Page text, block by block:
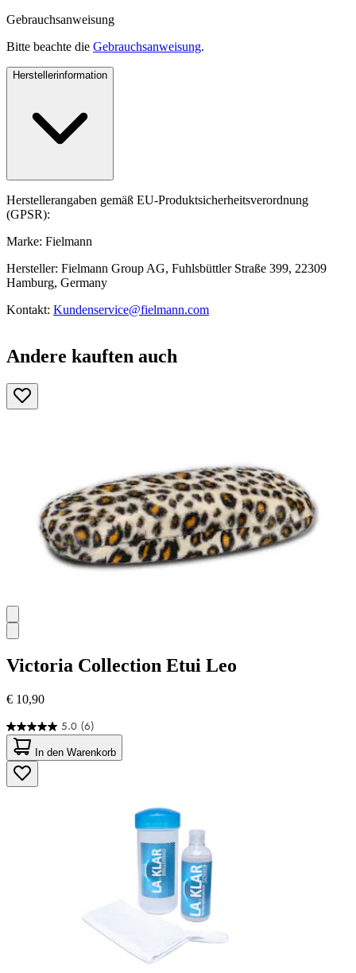
Gebrauchsanweisung
Bitte beachte die Gebrauchsanweisung.
Herstellerinformation
Herstellerangaben gemäß EU-Produktsicherheitsverordnung
(GPSR):
Marke: Fielmann
Hersteller: Fielmann Group AG, Fuhlsbüttler Straße 399, 22309
Hamburg, Germany
Kontakt: Kundenservice@fielmann.com
Andere kauften auch
Victoria Collection Etui Leo
€ 10,90
5.0 (6)
5.0
von
5
Sternen.
6
In den Warenkorb